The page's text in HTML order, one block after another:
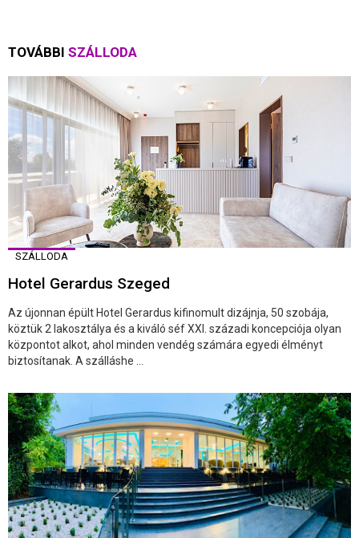
TOVÁBBI SZÁLLODA
SZÁLLODA
Hotel Gerardus Szeged
Az újonnan épült Hotel Gerardus kifinomult dizájnja, 50 szobája,
köztük 2 lakosztálya és a kiváló séf XXI. századi koncepciója olyan
központot alkot, ahol minden vendég számára egyedi élményt
biztosítanak. A szálláshe ...